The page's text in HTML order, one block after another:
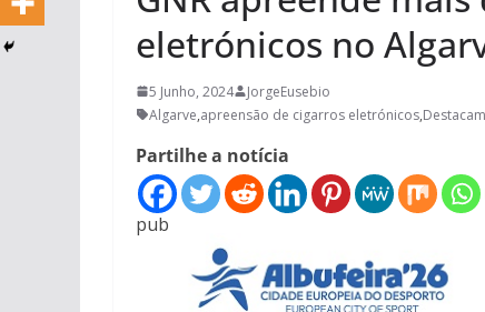
eletrónicos no
5 Junho, 2024
JorgeEusebio
Algarve,apreensão de cigarros eletrónicos,
Partilhe a notícia
pub